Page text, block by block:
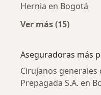
Hernia en Bogotá
Ver más (15)
Aseguradoras más
Cirujanos generales
Prepagada S.A. en